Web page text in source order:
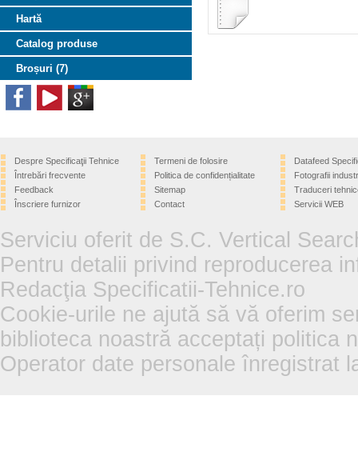
Hartă
Catalog produse
Broșuri (7)
Despre Specificaţii Tehnice
Întrebări frecvente
Feedback
Înscriere furnizor
Termeni de folosire
Politica de confidențialitate
Sitemap
Contact
Datafeed
Fotografii
Traduceri
Servicii WEB
Serviciu oferit de S.C. Vertical
Pentru detalii privind reproducerea
Redacţia Specificatii-Tehnice.ro
Cookie-urile ne ajută să vă oferim
biblioteca noastră acceptați politica
Operator date personale înregistrat